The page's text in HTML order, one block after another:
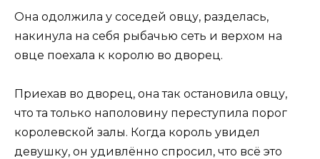
Она одолжила у соседей овцу, разделась,
накинула на себя рыбачью сеть и верхом на
овце поехала к королю во дворец.
Приехав во дворец, она так остановила овцу,
что та только наполовину переступила порог
королевской залы. Когда король увидел
девушку, он удивлённо спросил, что всё это